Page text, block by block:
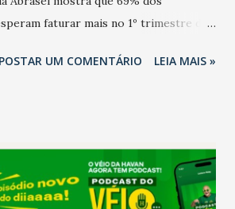
faturar mais no 1º trimestre de
deste ano, 56% também
fim de ano e pelo pagamento do 13º
maior de trabalhadores, já que o
de desemprego dos anos recentes.
POSTAR UM COMENTÁRIO LEIA MAIS »